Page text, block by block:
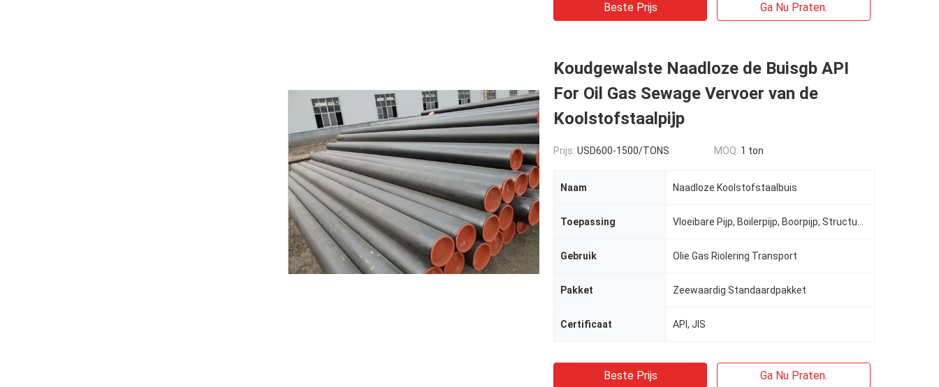
Beste Prijs Ga Nu Praten.
Koudgewalste Naadloze de Buisgb API
For Oil Gas Sewage Vervoer van de
Koolstofstaalpijp
Prijs: USD600-1500/TONS MOQ: 1 ton
Naam Naadloze Koolstofstaalbuis
Toepassing
Gebruik Olie Gas Riolering Transport
Pakket Zeewaardig Standaardpakket
Certificaat API, JIS
Beste Prijs Ga Nu Praten.